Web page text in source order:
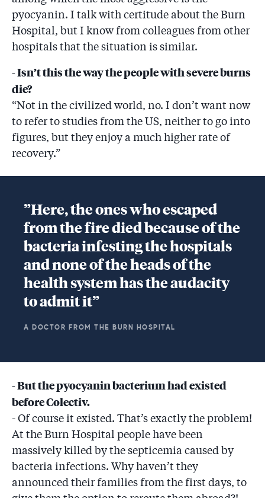
pyocyanin. I talk with certitude about the Burn
Hospital, but I know from colleagues from other
hospitals that the situation is similar.
- Isn’t this the way the people with severe burns
die?
“Not in the civilized world, no. I don’t want now
to refer to studies from the US, neither to go into
figures, but they enjoy a much higher rate of
recovery.”
”Here, the ones who escaped
from the fire died because of the
bacteria infesting the hospitals
and none of the heads of the
health system has the audacity
to admit it”
A DOCTOR FROM THE BURN HOSPITAL
- But the pyocyanin bacterium had existed
before Colectiv.
- Of course it existed. That’s exactly the problem!
At the Burn Hospital people have been
massively killed by the septicemia caused by
bacteria infections. Why haven’t they
announced their families from the first days, to